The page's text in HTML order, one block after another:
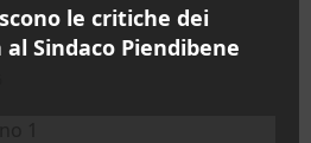
le critiche dei
Sindaco Piendibene